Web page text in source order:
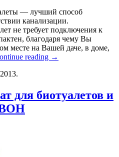
— лучший способ
канализации.
не требует подключения к
благодаря чему Вы
месте на Вашей даче, в доме,
reading →
для биотуалетов и